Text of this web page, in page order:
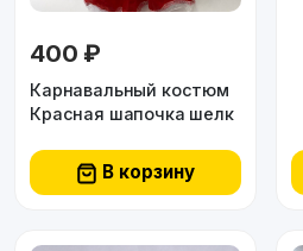
400 ₽
Карнавальный костюм
Красная шапочка шелк
В корзину